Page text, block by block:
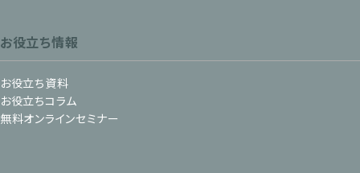
お役立ち情報
お役立ち資料
お役立ちコラム
無料オンラインセミナー